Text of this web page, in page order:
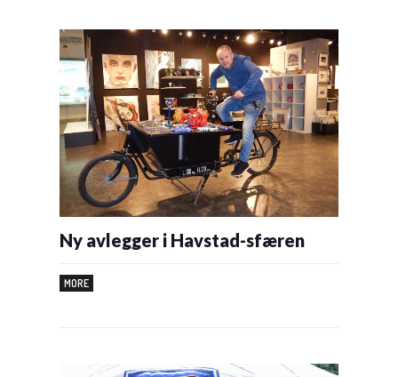
Ny avlegger i Havstad-sfæren
MORE